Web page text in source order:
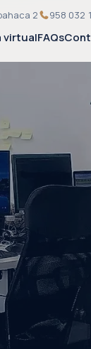
2 958 032
virtualFAQs